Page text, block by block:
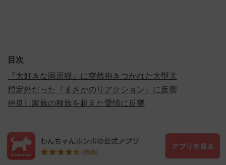
目次
『大好きな同居猫』に突然抱きつかれた大型犬
想定外だった『まさかのリアクション』に反響
仲良し家族の種族を超えた愛情に反響